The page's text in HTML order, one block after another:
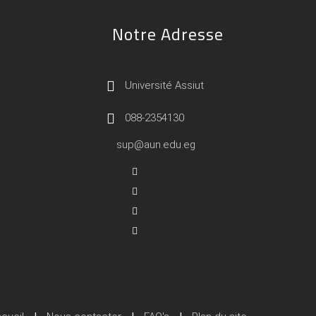
Notre Adresse
Université Assiut
088-2354130
sup@aun.edu.eg